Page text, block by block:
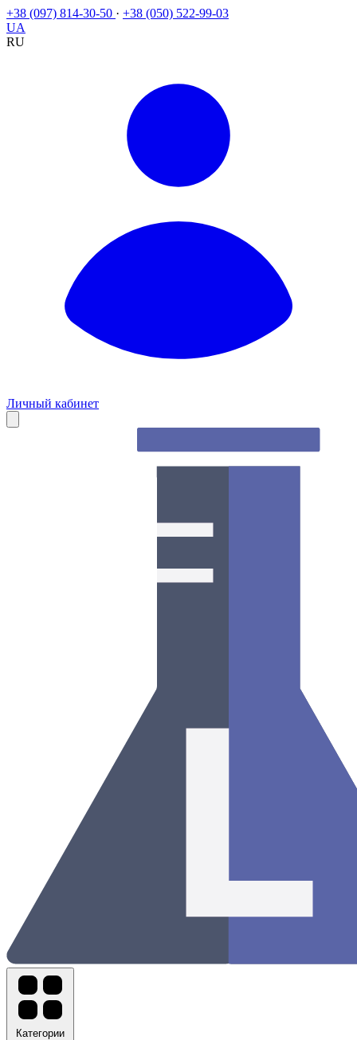
+38 (097) 814-30-50 · +38 (050) 522-99-03
UA
RU
Личный кабинет
Категории